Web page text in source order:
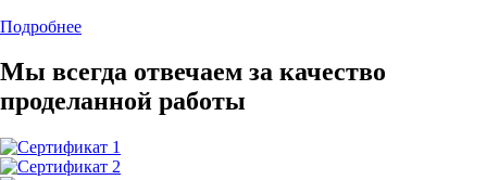
Подробнее
Мы всегда отвечаем за качество
проделанной работы